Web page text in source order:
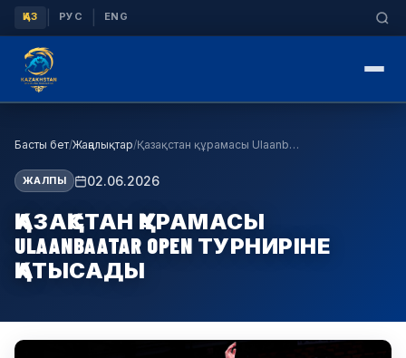
ҚАЗ РУС ENG
Басты бет/Жаңалықтар/ Қазақстан құрамасы Ulaanbaatar Open турниріне қат…
ЖАЛПЫ 02.06.2026
ҚАЗАҚСТАН ҚҰРАМАСЫ
ULAANBAATAR OPEN ТУРНИРІНЕ
ҚАТЫСАДЫ